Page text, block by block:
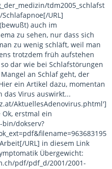
tdm2005_schlafst
URL]
auch im
zu sehen, nur dass sich
zu wenig schläft, weil man
trotzdem früh aufstehen
dar wie bei Schlafstörungen
an Schlaf geht, der
ein Artikel dazu, momentan
das Virus auswirkt...
AktuellesAdenovirus.phtml']
erstmal ein
dokserv?
URL] in diesem Link
Übergewicht:
pdf/pdf_d/2001/2001-